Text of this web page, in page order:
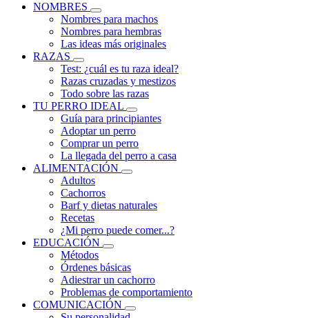
NOMBRES
Nombres para machos
Nombres para hembras
Las ideas más originales
RAZAS
Test: ¿cuál es tu raza ideal?
Razas cruzadas y mestizos
Todo sobre las razas
TU PERRO IDEAL
Guía para principiantes
Adoptar un perro
Comprar un perro
La llegada del perro a casa
ALIMENTACIÓN
Adultos
Cachorros
Barf y dietas naturales
Recetas
¿Mi perro puede comer...?
EDUCACIÓN
Métodos
Órdenes básicas
Adiestrar un cachorro
Problemas de comportamiento
COMUNICACIÓN